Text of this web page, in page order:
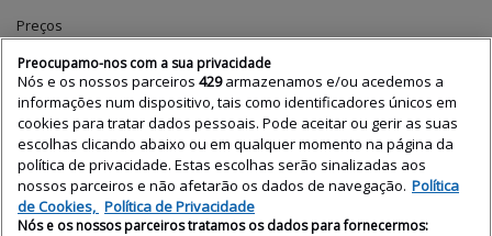
Preços
casas
Profissio
nais
Relatório
de
Preços
Preocupamo-nos com a sua privacidade
Nós e os nossos parceiros 429armazenamos e/ou acedemos a
informações num dispositivo, tais como identificadores únicos em
cookies para tratar dados pessoais. Pode aceitar ou gerir as suas
escolhas clicando abaixo ou em qualquer momento na página da
política de privacidade. Estas escolhas serão sinalizadas aos
nossos parceiros e não afetarão os dados de navegação. Política
de Cookies, Política de Privacidade
Nós e os nossos parceiros tratamos os dados para fornecermos: